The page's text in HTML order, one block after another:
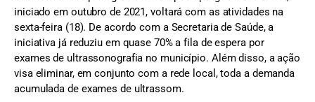
iniciado em outubro de 2021, voltará com as atividades na
sexta-feira (18). De acordo com a Secretaria de Saúde, a
iniciativa já reduziu em quase 70% a fila de espera por
exames de ultrassonografia no município. Além disso, a ação
visa eliminar, em conjunto com a rede local, toda a demanda
acumulada de exames de ultrassom.